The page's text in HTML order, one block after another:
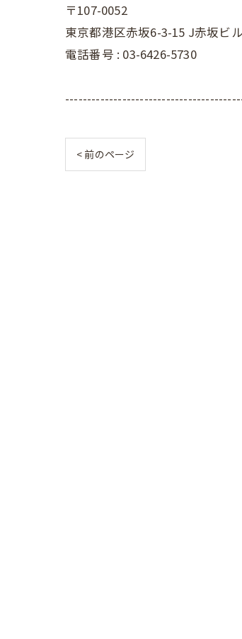
〒107-0052
東京都港区赤坂6-3-15 J赤坂ビ
電話番号 : 03-6426-5730
< 前のページ